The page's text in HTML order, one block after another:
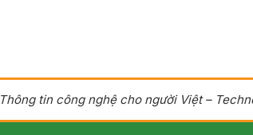
Thông tin công nghệ cho người Việt –